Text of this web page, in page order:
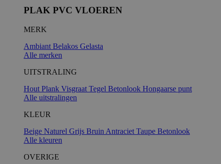
PLAK PVC VLOEREN
MERK
Ambiant Belakos Gelasta
Alle merken
UITSTRALING
Hout Plank Visgraat Tegel Betonlook Hongaarse punt
Alle uitstralingen
KLEUR
Beige Naturel Grijs Bruin Antraciet Taupe Betonlook
Alle kleuren
OVERIGE